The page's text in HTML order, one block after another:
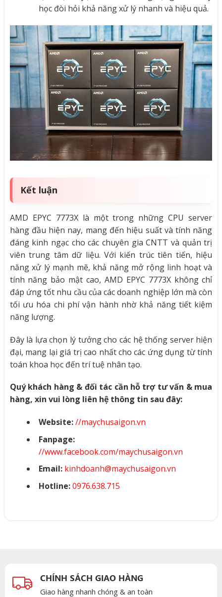
học đòi hỏi khả năng xử lý nhanh và hiệu quả.
Kết luận
AMD EPYC 7773X là một trong những CPU server
hàng đầu hiện nay, mang đến hiệu suất và tính năng
đáng kinh ngạc cho các chuyên gia CNTT và quản trị
viên trung tâm dữ liệu. Với kiến trúc tiên tiến, hiệu
năng xử lý mạnh mẽ, khả năng mở rộng linh hoạt và
tính năng bảo mật cao, AMD EPYC 7773X không chỉ
đáp ứng tốt nhu cầu của các doanh nghiệp lớn mà còn
tối ưu hóa chi phí vận hành nhờ khả năng tiết kiệm
năng lượng.
Đây là lựa chọn lý tưởng cho các hệ thống server hiện
đại, mang lại giá trị cao nhất cho các ứng dụng từ tính
toán khoa học đến trí tuệ nhân tạo.
Quý khách hàng & đối tác cần hỗ trợ tư vấn & mua
hàng, xin vui lòng liên hệ thông tin sau đây:
Website://maychusaigon.vn
Fanpage:
//www.facebook.com/maychusaigon.vn
Email: kinhdoanh@maychusaigon.vn
Hotline:0976.638.715
CHÍNH SÁCH GIAO HÀNG
Giao hàng nhanh chóng & an toàn